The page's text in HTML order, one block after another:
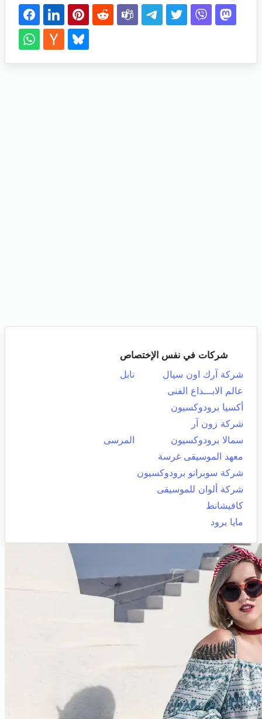
شركات في نفس الإختصاص
شركة آرك اون سيال
نابل
عالم الابـــداع الفنى
أكسيا برودوكسيون
شركة زون آر
سمالا برودوكسيون
المرسى
معهد الموسيقى غرسة
شركة سوبرانو برودوكسيون
شركة ألوان للموسيقى
كافيشانط
مايا برود